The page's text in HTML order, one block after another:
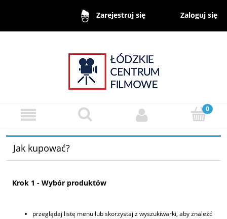
Zarejestruj się Zaloguj się
Jak kupować?
Krok 1 - Wybór produktów
przeglądaj listę menu lub skorzystaj z wyszukiwarki, aby znaleźć